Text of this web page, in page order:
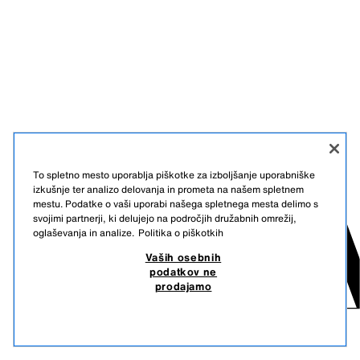
To spletno mesto uporablja piškotke za izboljšanje uporabniške
izkušnje ter analizo delovanja in prometa na našem spletnem
mestu. Podatke o vaši uporabi našega spletnega mesta delimo s
svojimi partnerji, ki delujejo na področjih družabnih omrežij,
oglaševanja in analize. Politika o piškotkih
Vaših osebnih
podatkov ne
prodajamo